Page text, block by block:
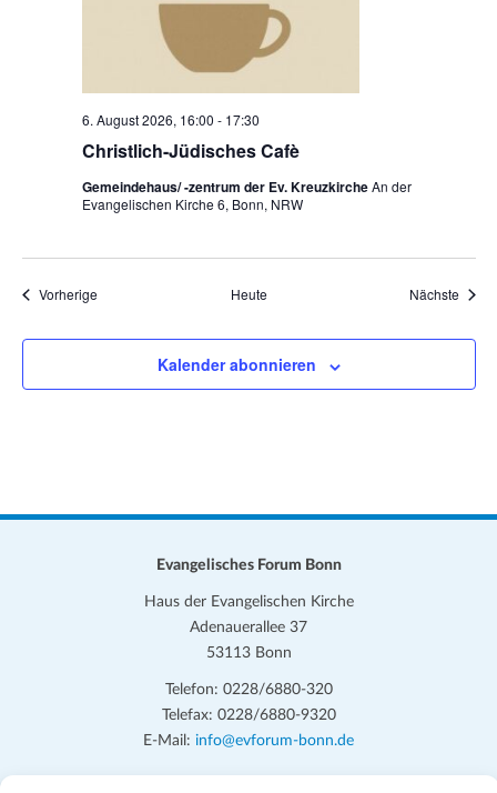
i
s
2
Christlich-Jüdisches Cafè
6. August 2026, 16:00 - 17:30
Gemeindehaus/ -zentrum der Ev. KreuzkircheAn der
Evangelischen Kirche 6, Bonn, NRW
VorherigeVeranstaltungen Heute Nächste
Kalender abonnieren
Evangelisches Forum Bonn
Haus der Evangelischen Kirche
Adenauerallee 37
53113 Bonn
Telefon: 0228/6880-320
Telefax: 0228/6880-9320
E-Mail: info@evforum-bonn.de